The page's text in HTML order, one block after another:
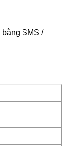
bằng SMS /